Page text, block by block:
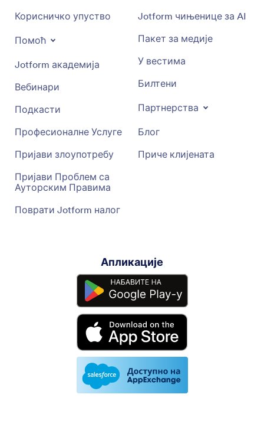
Корисничко упуство
Помоћ
Jotform академија
Вебинари
Подкасти
Професионалне Услуге
Пријави злоупотребу
Пријави Проблем са
Ауторским Правима
Поврати Jotform налог
Jotform чињенице за AI
Пакет за медије
У вестима
Билтени
Партнерства
Блог
Приче клијената
Апликације